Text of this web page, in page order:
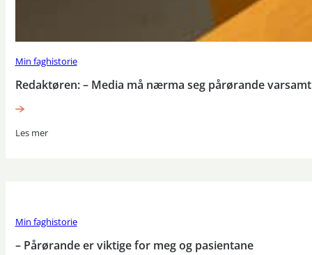
Min faghistorie
Redaktøren: – Media må nærma seg pårørande
Les mer
Min faghistorie
– Pårørande er viktige for meg og pasientane